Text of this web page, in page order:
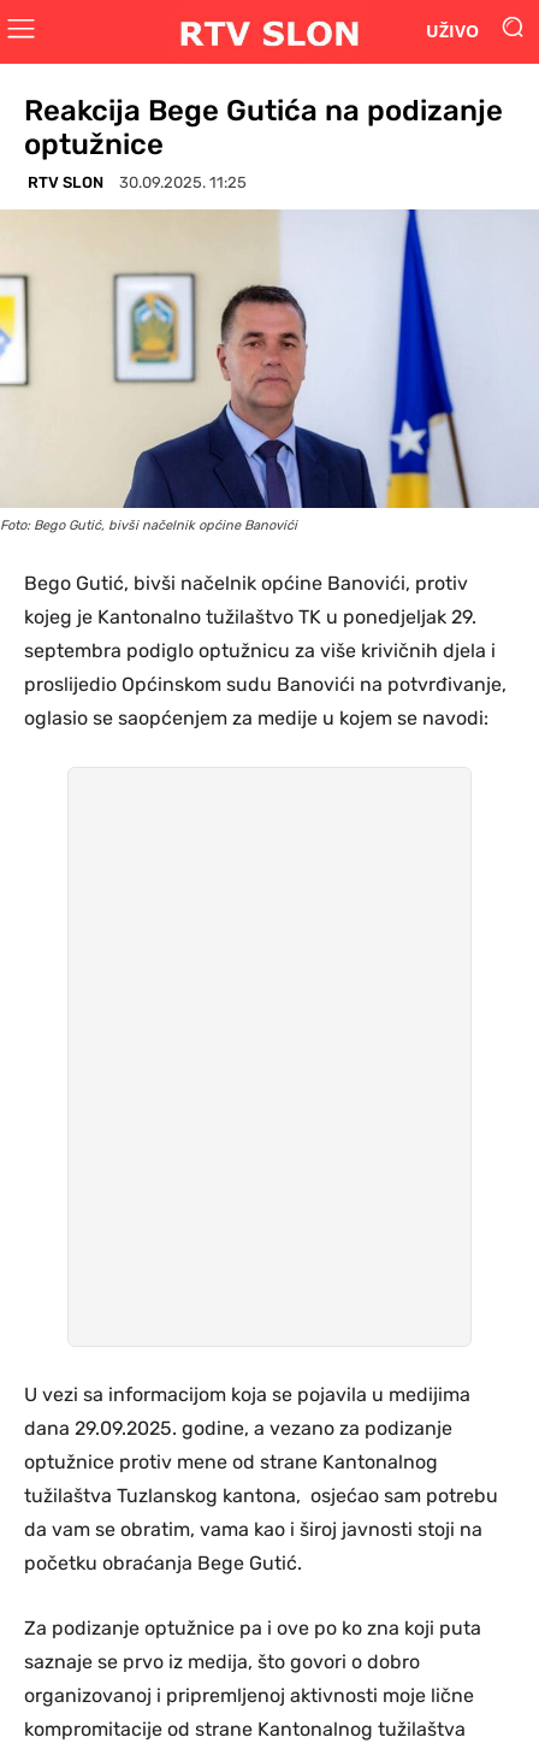
UŽIVO
Reakcija Bege Gutića na podizanje
optužnice
RTV SLON 30.09.2025. 11:25
Foto: Bego Gutić, bivši načelnik općine Banovići
Bego Gutić, bivši načelnik općine Banovići, protiv
kojeg je Kantonalno tužilaštvo TK u ponedjeljak 29.
septembra podiglo optužnicu za više krivičnih djela i
proslijedio Općinskom sudu Banovići na potvrđivanje,
oglasio se saopćenjem za medije u kojem se navodi:
U vezi sa informacijom koja se pojavila u medijima
dana 29.09.2025. godine, a vezano za podizanje
optužnice protiv mene od strane Kantonalnog
tužilaštva Tuzlanskog kantona, osjećao sam potrebu
da vam se obratim, vama kao i široj javnosti stoji na
početku obraćanja Bege Gutić.
Za podizanje optužnice pa i ove po ko zna koji puta
saznaje se prvo iz medija, što govori o dobro
organizovanoj i pripremljenoj aktivnosti moje lične
kompromitacije od strane Kantonalnog tužilaštva